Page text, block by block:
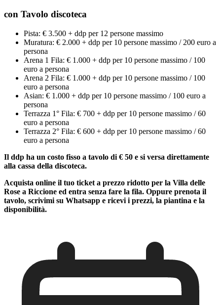
con Tavolo discoteca
Pista: € 3.500 + ddp per 12 persone massimo
Muratura: € 2.000 + ddp per 10 persone massimo / 200 euro a
persona
Arena 1 Fila: € 1.000 + ddp per 10 persone massimo / 100
euro a persona
Arena 2 Fila: € 1.000 + ddp per 10 persone massimo / 100
euro a persona
Asian: € 1.000 + ddp per 10 persone massimo / 100 euro a
persona
Terrazza 1° Fila: € 700 + ddp per 10 persone massimo / 60
euro a persona
Terrazza 2° Fila: € 600 + ddp per 10 persone massimo / 60
euro a persona
Il ddp ha un costo fisso a tavolo di € 50 e si versa direttamente
alla cassa della discoteca.
Acquista online il tuo ticket a prezzo ridotto per la Villa delle
Rose a Riccione ed entra senza fare la fila. Oppure prenota il
tavolo, scrivimi su Whatsapp e ricevi i prezzi, la piantina e la
disponibilità.